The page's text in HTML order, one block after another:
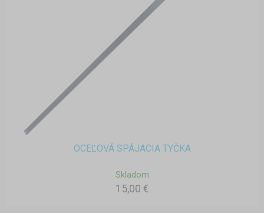
OCEĽOVÁ SPÁJACIA TYČKA
Skladom
15,00 €